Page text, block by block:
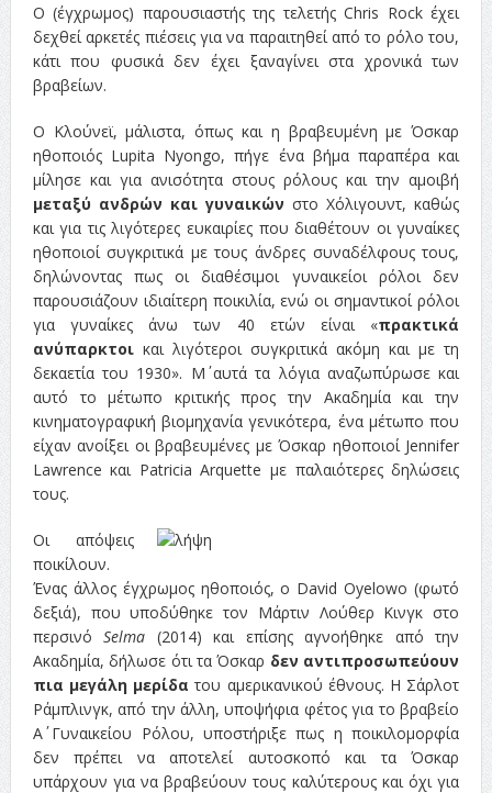
Ο (έγχρωμος) παρουσιαστής της τελετής Chris Rock έχει
δεχθεί αρκετές πιέσεις για να παραιτηθεί από το ρόλο του,
κάτι που φυσικά δεν έχει ξαναγίνει στα χρονικά των
βραβείων.
Ο Κλούνεϊ, μάλιστα, όπως και η βραβευμένη με Όσκαρ
ηθοποιός Lupita Nyongo, πήγε ένα βήμα παραπέρα και
μίλησε και για ανισότητα στους ρόλους και την αμοιβή
μεταξύ ανδρών και γυναικών στο Χόλιγουντ, καθώς
και για τις λιγότερες ευκαιρίες που διαθέτουν οι γυναίκες
ηθοποιοί συγκριτικά με τους άνδρες συναδέλφους τους,
δηλώνοντας πως οι διαθέσιμοι γυναικείοι ρόλοι δεν
παρουσιάζουν ιδιαίτερη ποικιλία, ενώ οι σημαντικοί ρόλοι
για γυναίκες άνω των 40 ετών είναι «πρακτικά
ανύπαρκτοικαι λιγότεροι συγκριτικά ακόμη και με τη
δεκαετία του 1930». Μ΄ αυτά τα λόγια αναζωπύρωσε και
αυτό το μέτωπο κριτικής προς την Ακαδημία και την
κινηματογραφική βιομηχανία γενικότερα, ένα μέτωπο που
είχαν ανοίξει οι βραβευμένες με Όσκαρ ηθοποιοί Jennifer
Lawrence και Patricia Arquette με παλαιότερες δηλώσεις
τους.
Οι απόψεις
ποικίλουν.
Ένας άλλος έγχρωμος ηθοποιός, ο David Oyelowo (φωτό
δεξιά), που υποδύθηκε τον Μάρτιν Λούθερ Κινγκ στο
περσινόSelma (2014) και επίσης αγνοήθηκε από την
Ακαδημία, δήλωσε ότι τα Όσκαρ δεν αντιπροσωπεύουν
πια μεγάλη μερίδατου αμερικανικού έθνους. Η Σάρλοτ
Ράμπλινγκ, από την άλλη, υποψήφια φέτος για το βραβείο
Α΄ Γυναικείου Ρόλου, υποστήριξε πως η ποικιλομορφία
δεν πρέπει να αποτελεί αυτοσκοπό και τα Όσκαρ
υπάρχουν για να βραβεύουν τους καλύτερους και όχι για